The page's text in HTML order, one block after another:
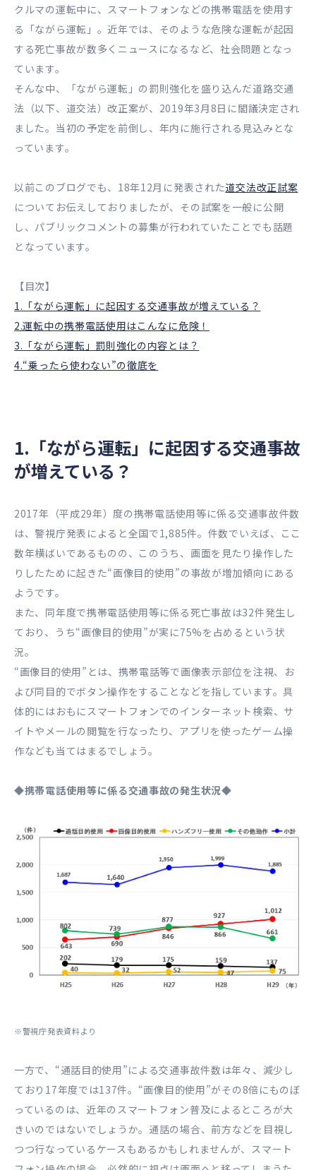
クルマの運転中に、スマートフォンなどの携帯電話を使用す
る「ながら運転」。近年では、そのような危険な運転が起因
する死亡事故が数多くニュースになるなど、社会問題となっ
ています。
そんな中、「ながら運転」の罰則強化を盛り込んだ道路交通
法（以下、道交法）改正案が、2019年3月8日に閣議決定され
ました。当初の予定を前倒し、年内に施行される見込みとな
っています。
以前このブログでも、18年12月に発表された道交法改正試案
についてお伝えしておりましたが、その試案を一般に公開
し、パブリックコメントの募集が行われていたことでも話題
となっています。
【目次】
1.「ながら運転」に起因する交通事故が増えている？
2.運転中の携帯電話使用はこんなに危険！
3.「ながら運転」罰則強化の内容とは？
4.“乗ったら使わない”の徹底を
1.「ながら運転」に起因する交通事故
が増えている？
2017年（平成29年）度の携帯電話使用等に係る交通事故件数
は、警視庁発表によると全国で1,885件。件数でいえば、ここ
数年横ばいであるものの、このうち、画面を見たり操作した
りしたために起きた“画像目的使用”の事故が増加傾向にある
ようです。
また、同年度で携帯電話使用等に係る死亡事故は32件発生し
ており、うち“画像目的使用”が実に75%を占めるという状
況。
“画像目的使用”とは、携帯電話等で画像表示部位を注視、お
よび同目的でボタン操作をすることなどを指しています。具
体的にはおもにスマートフォンでのインターネット検索、サ
イトやメールの閲覧を行なったり、アプリを使ったゲーム操
作なども当てはまるでしょう。
◆携帯電話使用等に係る交通事故の発生状況◆
※警視庁発表資料より
一方で、“通話目的使用”による交通事故件数は年々、減少し
ており17年度では137件。“画像目的使用”がその8倍にものぼ
っているのは、近年のスマートフォン普及によるところが大
きいのではないでしょうか。通話の場合、前方などを目視し
つつ行なっているケースもあるかもしれませんが、スマート